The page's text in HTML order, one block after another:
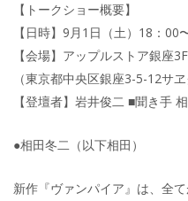
【トークショー概要】
【日時】9月1日（土）18：00
【会場】アップルストア銀座3F
（東京都中央区銀座3-5-12サヱ
【登壇者】岩井俊二 ■聞き手
●相田冬二（以下相田）
新作『ヴァンパイア』は、全